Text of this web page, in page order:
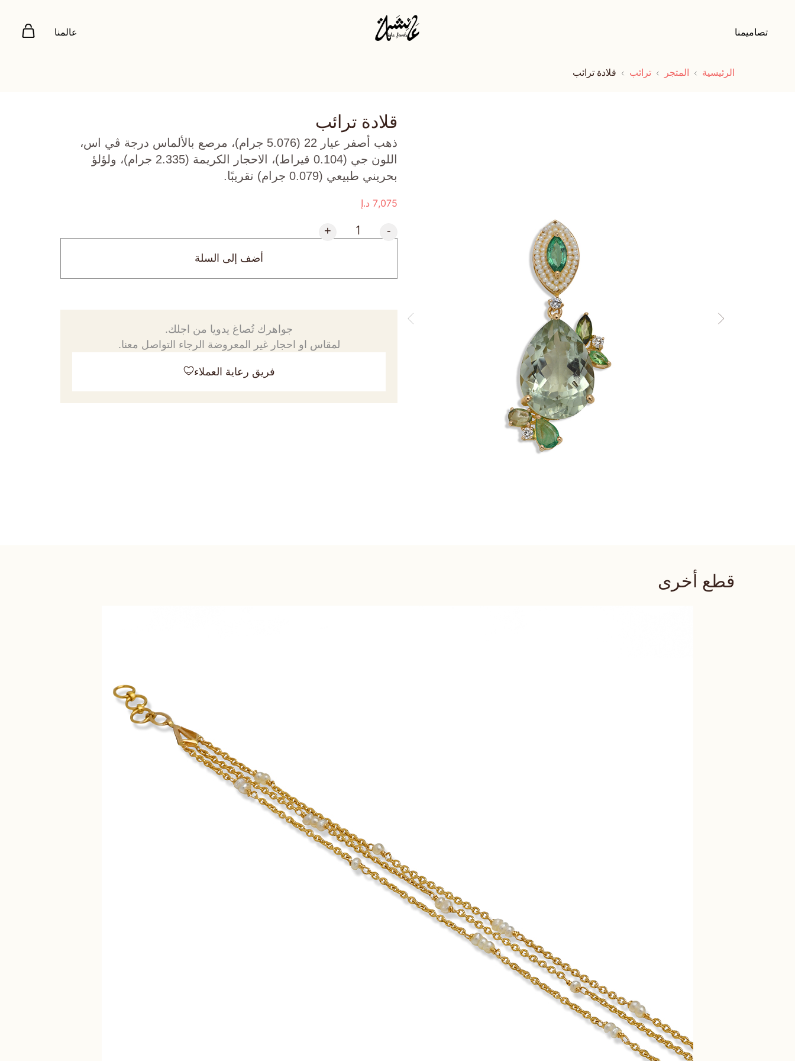
تصاميمنا عالمنا
الرئيسية المتجر ترائب قلادة ترائب
قلادة ترائب
ذهب أصفر عيار 22 (5.076 جرام)، مرصع بالألماس درجة ڤي اس،
اللون جي (0.104 قيراط)، الاحجار الكريمة (2.335 جرام)، ولؤلؤ
بحريني طبيعي (0.079 جرام) تقريبًا.
7,075 د.إ
-
+
أضف إلى السلة
جواهرك تُصاغ يدويا من اجلك.
لمقاس او احجار غير المعروضة الرجاء التواصل معنا.
فريق رعاية العملاء
قطع أخرى